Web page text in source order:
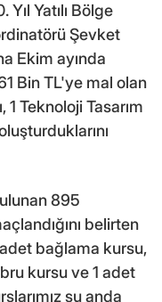
Yatılı Bölge
Şevket
Ekim ayında
Bin TL'ye mal olan
1 Teknoloji Tasarım
895
belirten
bağlama kursu,
kursu ve 1 adet
şu anda